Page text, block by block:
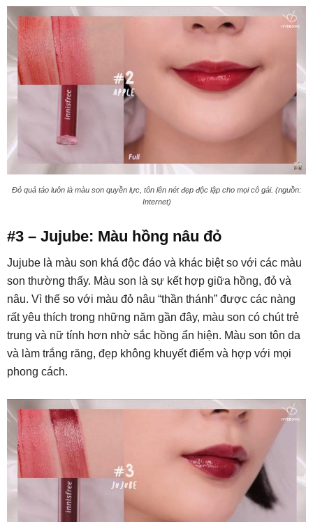
Đỏ quả táo luôn là màu son quyền lực, tôn lên nét đẹp độc lập cho mọi cô gái. (nguồn:
Internet)
#3 – Jujube: Màu hồng nâu đỏ
Jujube là màu son khá độc đáo và khác biệt so với các màu
son thường thấy. Màu son là sự kết hợp giữa hồng, đỏ và
nâu. Vì thế so với màu đỏ nâu “thần thánh” được các nàng
rất yêu thích trong những năm gần đây, màu son có chút trẻ
trung và nữ tính hơn nhờ sắc hồng ẩn hiện. Màu son tôn da
và làm trắng răng, đẹp không khuyết điểm và hợp với mọi
phong cách.